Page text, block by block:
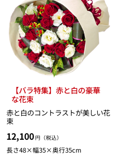
【バラ特集】赤と白の豪華
な花束
赤と白のコントラストが美しい花
束
12,100 円（税込）
長さ48×幅35×奥行35cm